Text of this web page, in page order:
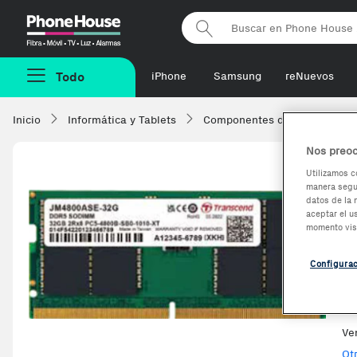
Phonehouse
Todo iPhone Samsung reNuevos
Inicio Informática y Tablets Componentes de ordenadores
Nos
Utilizamos
manera
datos de la
aceptar el
momento